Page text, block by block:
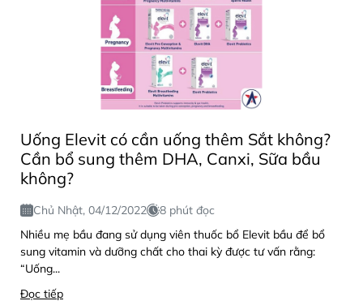
Uống Elevit có cần uống thêm Sắt không?
Cần bổ sung thêm DHA, Canxi, Sữa bầu
không?
Chủ Nhật, 04/12/2022
8 phút đọc
Nhiều mẹ bầu đang sử dụng viên thuốc bổ Elevit bầu để bổ
sung vitamin và dưỡng chất cho thai kỳ được tư vấn rằng:
“Uống...
Đọc tiếp